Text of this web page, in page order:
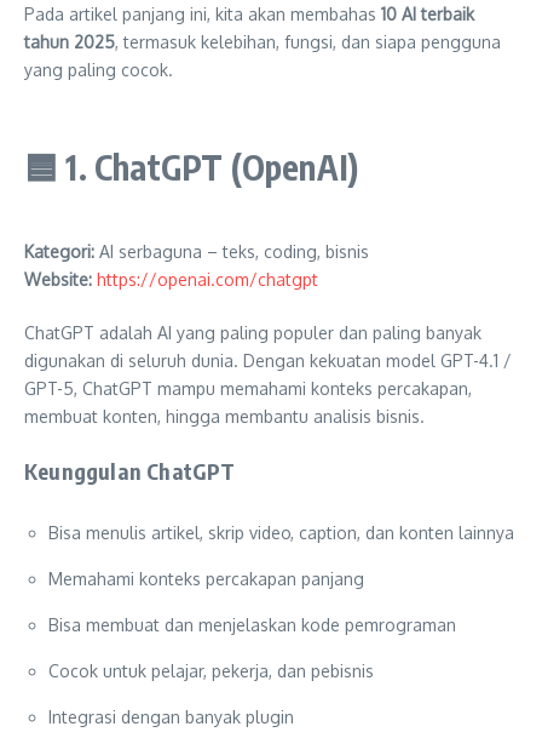
Pada artikel panjang ini, kita akan membahas 10 AI terbaik
tahun 2025, termasuk kelebihan, fungsi, dan siapa pengguna
yang paling cocok.
🟦1. ChatGPT (OpenAI)
Kategori: AI serbaguna – teks, coding, bisnis
Website: https://openai.com/chatgpt
ChatGPT adalah AI yang paling populer dan paling banyak
digunakan di seluruh dunia. Dengan kekuatan model GPT-4.1 /
GPT-5, ChatGPT mampu memahami konteks percakapan,
membuat konten, hingga membantu analisis bisnis.
Keunggulan ChatGPT
Bisa menulis artikel, skrip video, caption, dan konten lainnya
Memahami konteks percakapan panjang
Bisa membuat dan menjelaskan kode pemrograman
Cocok untuk pelajar, pekerja, dan pebisnis
Integrasi dengan banyak plugin